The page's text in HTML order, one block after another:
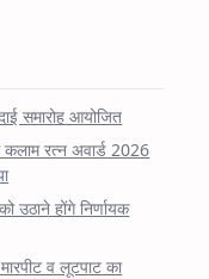
समारोह आयोजित
कलाम रत्न अवार्ड 2026
होंगे निर्णायक
व लूटपाट का